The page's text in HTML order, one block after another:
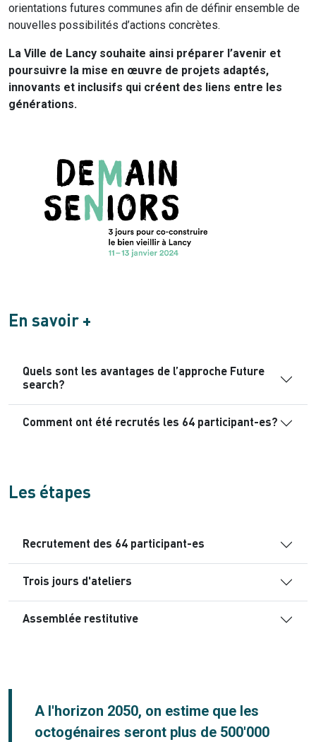
orientations futures communes afin de définir ensemble de
nouvelles possibilités d’actions concrètes.
La Ville de Lancy souhaite ainsi préparer l’avenir et
poursuivre la mise en œuvre de projets adaptés,
innovants et inclusifs qui créent des liens entre les
générations.
En savoir +
Quels sont les avantages de l’approche Future
search?
Comment ont été recrutés les 64 participant-es?
Les étapes
Recrutement des 64 participant-es
Trois jours d'ateliers
Assemblée restitutive
A l'horizon 2050, on estime que les
octogénaires seront plus de 500'000